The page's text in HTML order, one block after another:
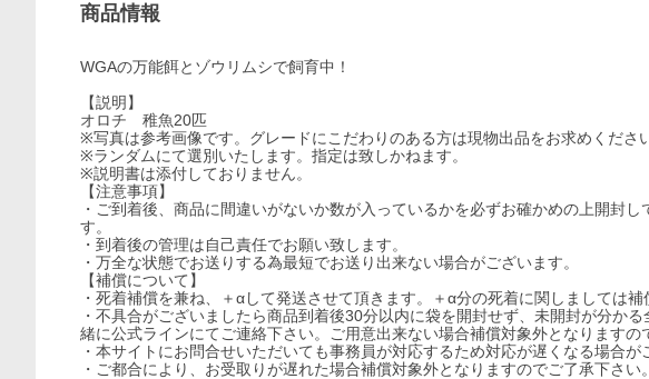
商品情報
WGAの万能餌とゾウリムシで飼育中！
【説明】
オロチ 稚魚20匹
※写真は参考画像です。グレードにこだわりのある方は現物出品をお求めください
※ランダムにて選別いたします。指定は致しかねます。
※説明書は添付しておりません。
【注意事項】
・ご到着後、商品に間違いがないか数が入っているかを必ずお確かめの上開封
す。
・到着後の管理は自己責任でお願い致します。
・万全な状態でお送りする為最短でお送り出来ない場合がございます。
【補償について】
・死着補償を兼ね、＋αして発送させて頂きます。＋α分の死着に関しましては補
・不具合がございましたら商品到着後30分以内に袋を開封せず、未開封が分か
緒に公式ラインにてご連絡下さい。ご用意出来ない場合補償対象外となりますの
・本サイトにお問合せいただいても事務員が対応するため対応が遅くなる場合
・ご都合により、お受取りが遅れた場合補償対象外となりますのでご了承下さい。